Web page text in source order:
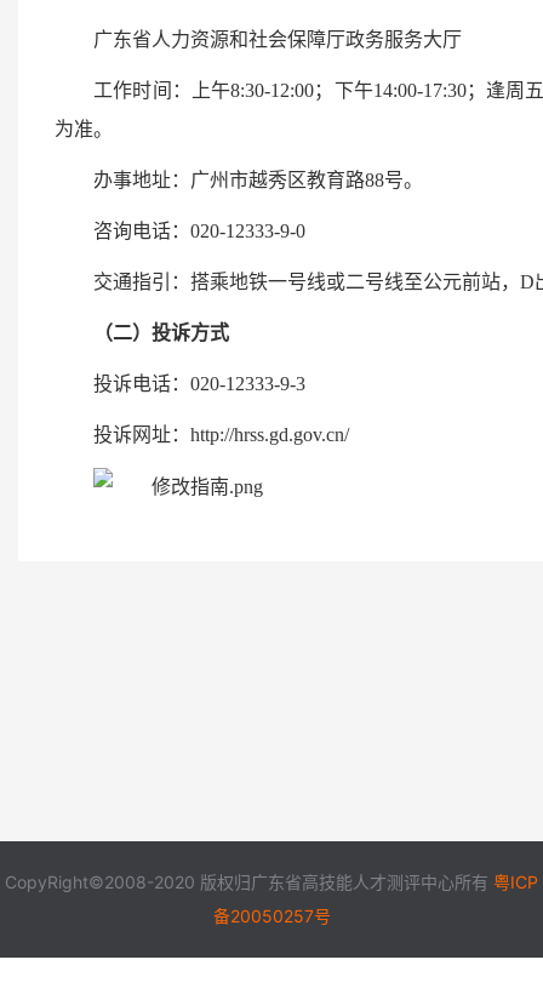
广东省人力资源和社会保障厅政务服务大厅
工作时间：上午8:30-12:00；下午14:00-17:30；逢
为准。
办事地址：广州市越秀区教育路88号。
咨询电话：020-12333-9-0
交通指引：搭乘地铁一号线或二号线至公元前站，D
（二）投诉方式
投诉电话：020-12333-9-3
投诉网址：http://hrss.gd.gov.cn/
CopyRight©2008-2020 版权归广东省高技能人才测评中心所有 粤ICP
备20050257号